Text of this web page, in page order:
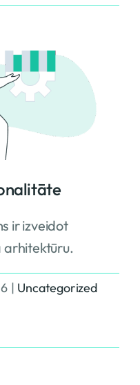
ir izveidot
arhitektūru.
| Uncategorized